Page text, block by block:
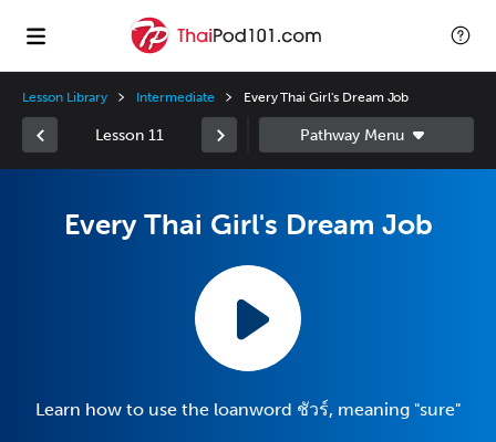
Lesson Library Intermediate Every Thai Girl's Dream Job
Lesson 11
Every Thai Girl's Dream Job
Learn how to use the loanword ชัวร์, meaning "sure"